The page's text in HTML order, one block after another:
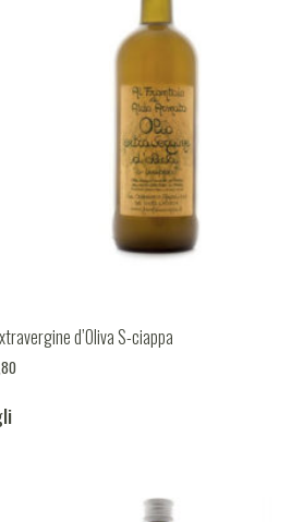
Olio aromatizzato
d’Oliva S-ciappa